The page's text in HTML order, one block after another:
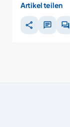
Artikel teilen
share chat forum